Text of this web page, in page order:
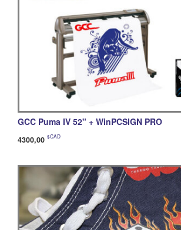
GCC Puma IV 52" + WinPCSIGN PRO
4300,00 $CAD